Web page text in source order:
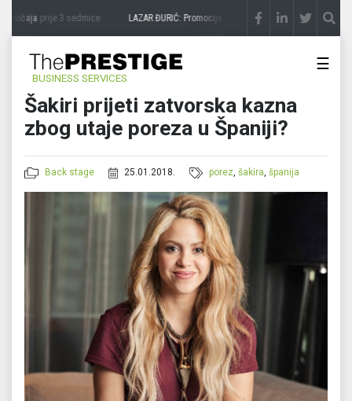
prije 3 sedmice LAZAR ĐURIĆ: Promocija potencijal pretvara u destinaciju
BUSINESS SERVICES
☰
Šakiri prijeti zatvorska kazna
zbog utaje poreza u Španiji?
Back stage 25.01.2018. porez,šakira,španija